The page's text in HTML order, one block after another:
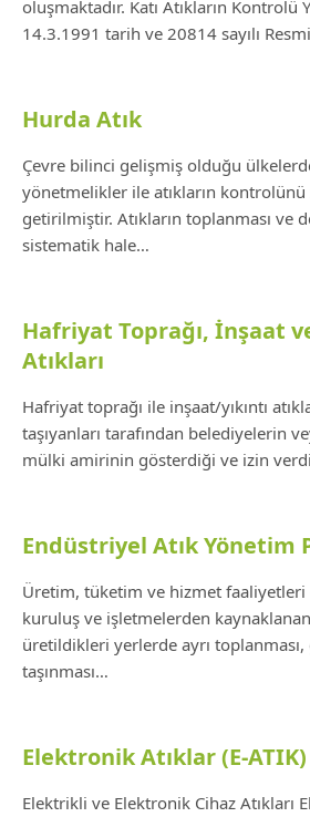
oluşmaktadır. Katı Atıkların Kontrolü
14.3.1991 tarih ve 20814 sayılı
Hurda Atık
Çevre bilinci gelişmiş olduğu
yönetmelikler ile atıkların
getirilmiştir. Atıkların toplanması ve
sistematik hale…
Hafriyat Toprağı, İnşaat ve
Atıkları
Hafriyat toprağı ile inşaat/yıkıntı
taşıyanları tarafından belediyelerin
mülki amirinin gösterdiği ve izin
Endüstriyel Atık Yönetim
Üretim, tüketim ve hizmet
kuruluş ve işletmelerden
üretildikleri yerlerde ayrı toplanması,
taşınması…
Elektronik Atıklar (E-ATIK)
Elektrikli ve Elektronik Cihaz Atıkları